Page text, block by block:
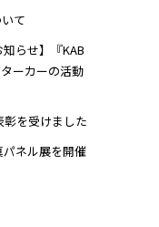
て
らせ】『KAB
ーカーの活動
を受けました
パネル展を開催